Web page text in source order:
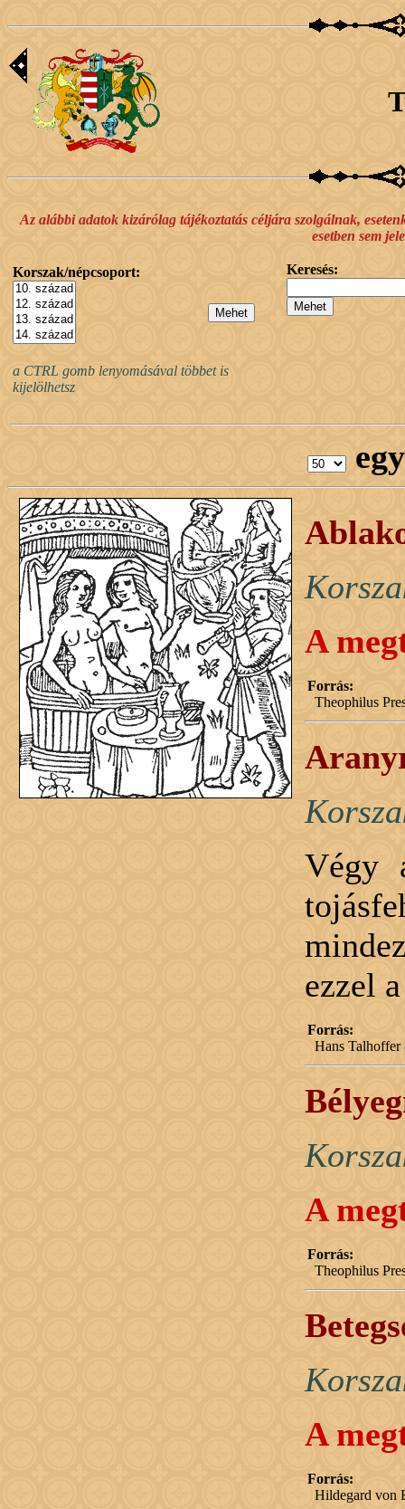
Az alábbi adatok kizárólag tájékoztatás céljára szolgálnak,
esetben sem
Korszak/népcsoport:
a CTRL gomb lenyomásával többet is
kijelölhetsz
Keresés:
A
Forrás:
Theophilus
Végy
ezzel
Forrás:
Hans Talhoffer
A
Forrás:
Theophilus
A
Forrás:
Hildegard von